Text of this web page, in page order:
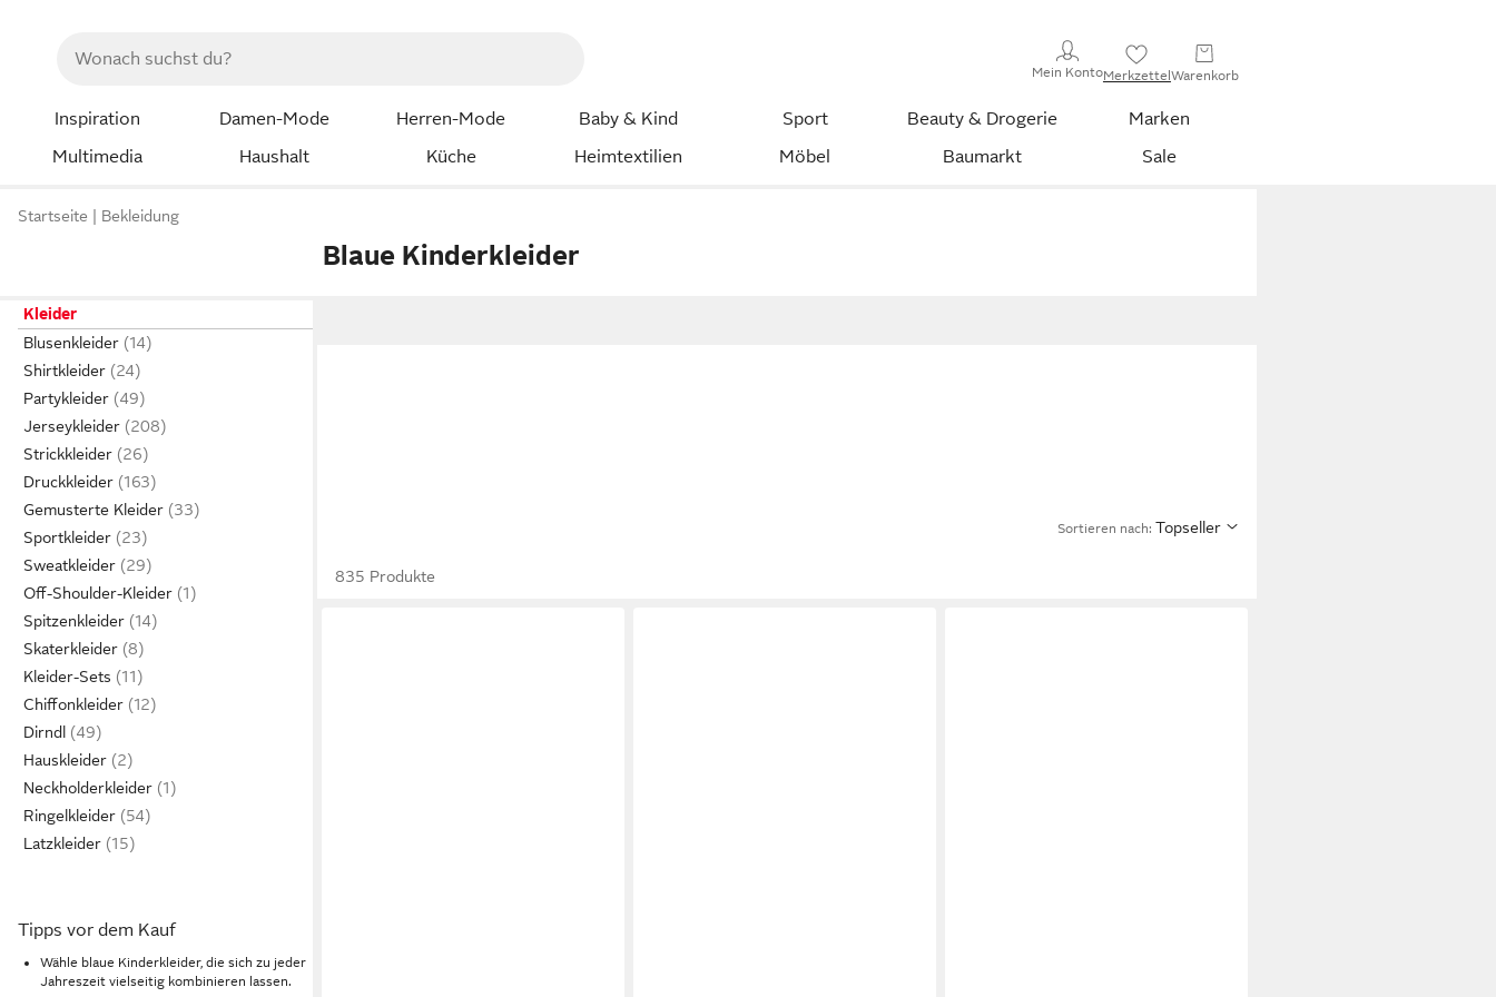
Mein KontoMerkzettelWarenkorb
Inspiration Damen-Mode Herren-Mode Baby & Kind Sport Beauty & Drogerie
Marken
Multimedia
Haushalt Küche Heimtextilien Möbel Baumarkt Sale
Startseite Bekleidung
Blaue Kinderkleider
Kleider
Blusenkleider
Shirtkleider
Partykleider
Jerseykleider
Strickkleider
Druckkleider
Gemusterte Kleider
Sportkleider
Sweatkleider
Off-Shoulder-Kleider
Spitzenkleider
Skaterkleider
Kleider-Sets
Chiffonkleider
Dirndl
Hauskleider
Neckholderkleider
Ringelkleider
Latzkleider
Tipps vor dem Kauf
Wähle blaue Kinderkleider, die sich zu jeder
Jahreszeit vielseitig kombinieren lassen.
Sortieren nach: Topseller
835 Produkte